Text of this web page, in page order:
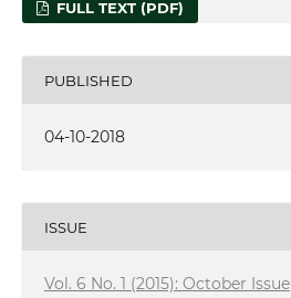
FULL TEXT (PDF)
PUBLISHED
04-10-2018
ISSUE
Vol. 6 No. 1 (2015): October Issue